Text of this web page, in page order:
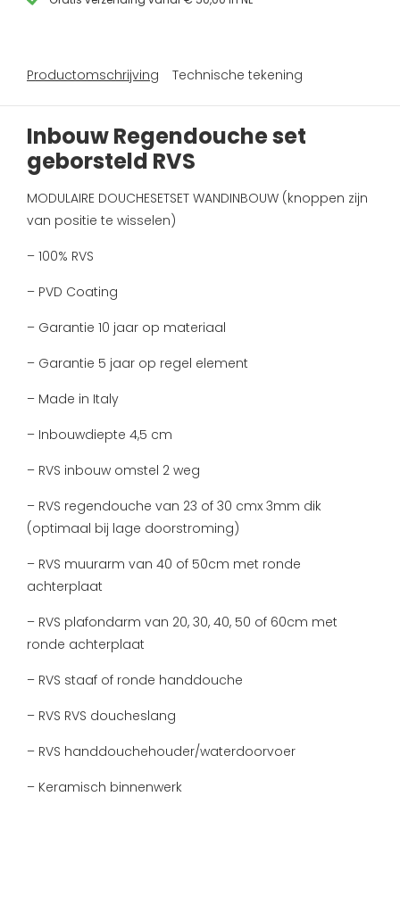
Productomschrijving Technische tekening
Inbouw Regendouche set
geborsteld RVS
MODULAIRE DOUCHESETSET WANDINBOUW (knoppen zijn
van positie te wisselen)
– 100% RVS
– PVD Coating
– Garantie 10 jaar op materiaal
– Garantie 5 jaar op regel element
– Made in Italy
– Inbouwdiepte 4,5 cm
– RVS inbouw omstel 2 weg
– RVS regendouche van 23 of 30 cmx 3mm dik
(optimaal bij lage doorstroming)
– RVS muurarm van 40 of 50cm met ronde
achterplaat
– RVS plafondarm van 20, 30, 40, 50 of 60cm met
ronde achterplaat
– RVS staaf of ronde handdouche
– RVS RVS doucheslang
– RVS handdouchehouder/waterdoorvoer
– Keramisch binnenwerk